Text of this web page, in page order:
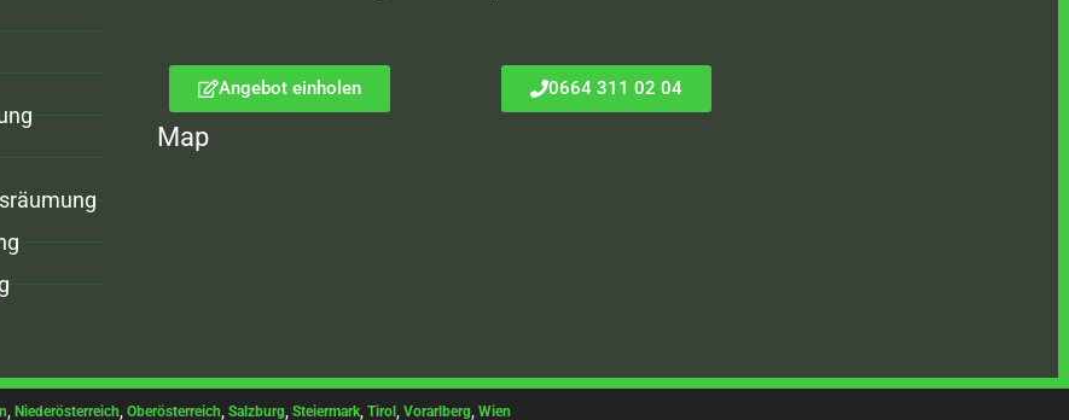
Angebot einholen 0664 311 02 04
Map
Niederösterreich Oberösterreich Salzburg, Steiermark, Tirol, Vorarlberg, Wien